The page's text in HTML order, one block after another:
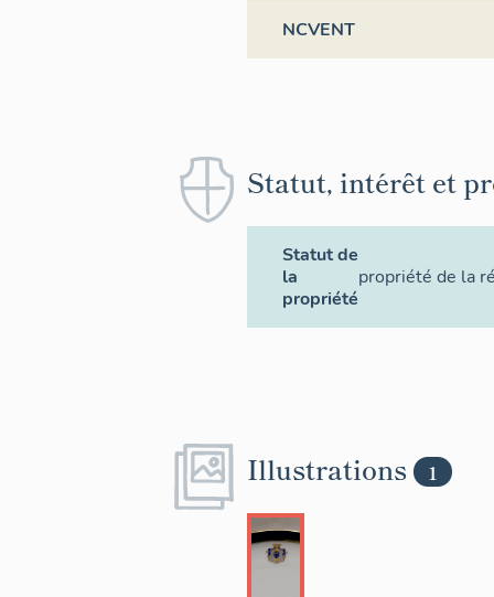
NCVENT
Statut, intérêt et
Statut de
la
propriété
propriété de la
Illustrations 1